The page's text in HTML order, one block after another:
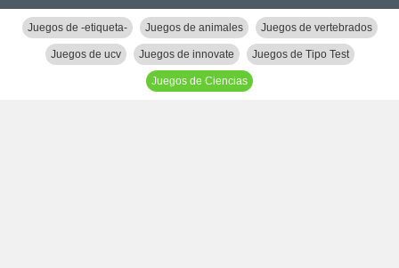
Juegos de -etiqueta- Juegos de animales Juegos de vertebrados
Juegos de ucv Juegos de innovate Juegos de Tipo Test
Juegos de Ciencias